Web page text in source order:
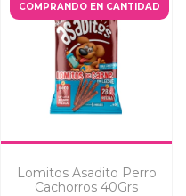
COMPRANDO EN CANTIDAD
Lomitos Asadito Perro
Cachorros 40Grs